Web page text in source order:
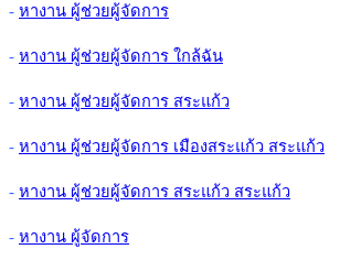
- หางาน ผู้ช่วยผู้จัดการ
- หางาน ผู้ช่วยผู้จัดการ ใกล้ฉัน
- หางาน ผู้ช่วยผู้จัดการ สระแก้ว
- หางาน ผู้ช่วยผู้จัดการ เมืองสระแก้ว สระแก้ว
- หางาน ผู้ช่วยผู้จัดการ สระแก้ว สระแก้ว
- หางาน ผู้จัดการ